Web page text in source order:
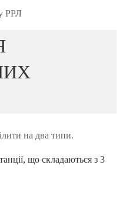
на два типи.
що складаються з 3